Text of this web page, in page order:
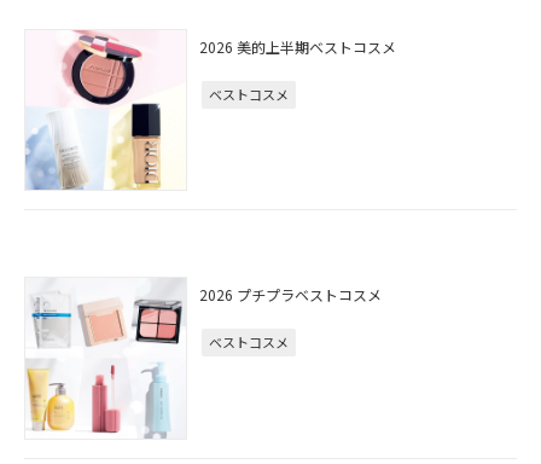
2026 美的上半期ベストコスメ
ベストコスメ
2026 プチプラベストコスメ
ベストコスメ